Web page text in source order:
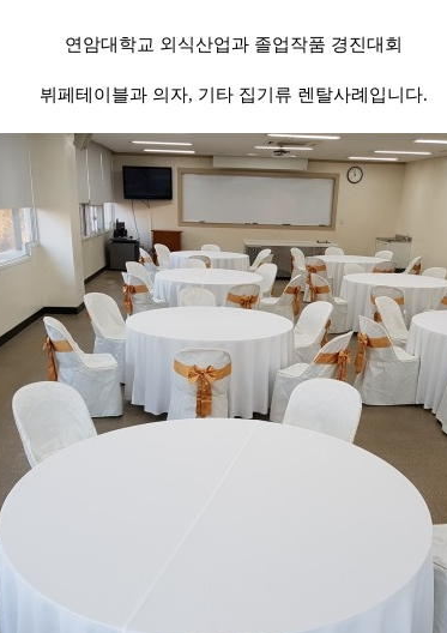
연암대학교 외식산업과 졸업작품 경진대회
뷔페테이블과 의자, 기타 집기류 렌탈사례입니다.